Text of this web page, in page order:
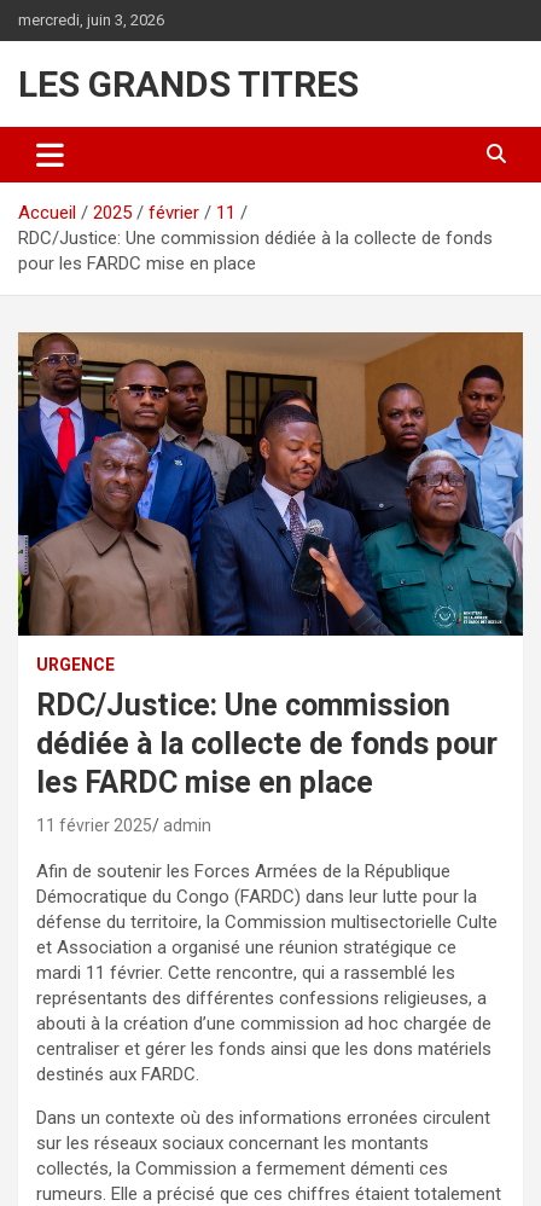
au
mercredi, juin 3, 2026
LES GRANDS TITRES
Accueil 2025 février
11
RDC/Justice: Une commission dédiée à la collecte de fonds
pour les FARDC mise en place
URGENCE
RDC/Justice: Une commission
dédiée à la collecte de fonds pour
les FARDC mise en place
11 février 2025 admin
Afin de soutenir les Forces Armées de la République
Démocratique du Congo (FARDC) dans leur lutte pour la
défense du territoire, la Commission multisectorielle Culte
et Association a organisé une réunion stratégique ce
mardi 11 février. Cette rencontre, qui a rassemblé les
représentants des différentes confessions religieuses, a
abouti à la création d’une commission ad hoc chargée de
centraliser et gérer les fonds ainsi que les dons matériels
destinés aux FARDC.
Dans un contexte où des informations erronées circulent
sur les réseaux sociaux concernant les montants
collectés, la Commission a fermement démenti ces
rumeurs. Elle a précisé que ces chiffres étaient totalement